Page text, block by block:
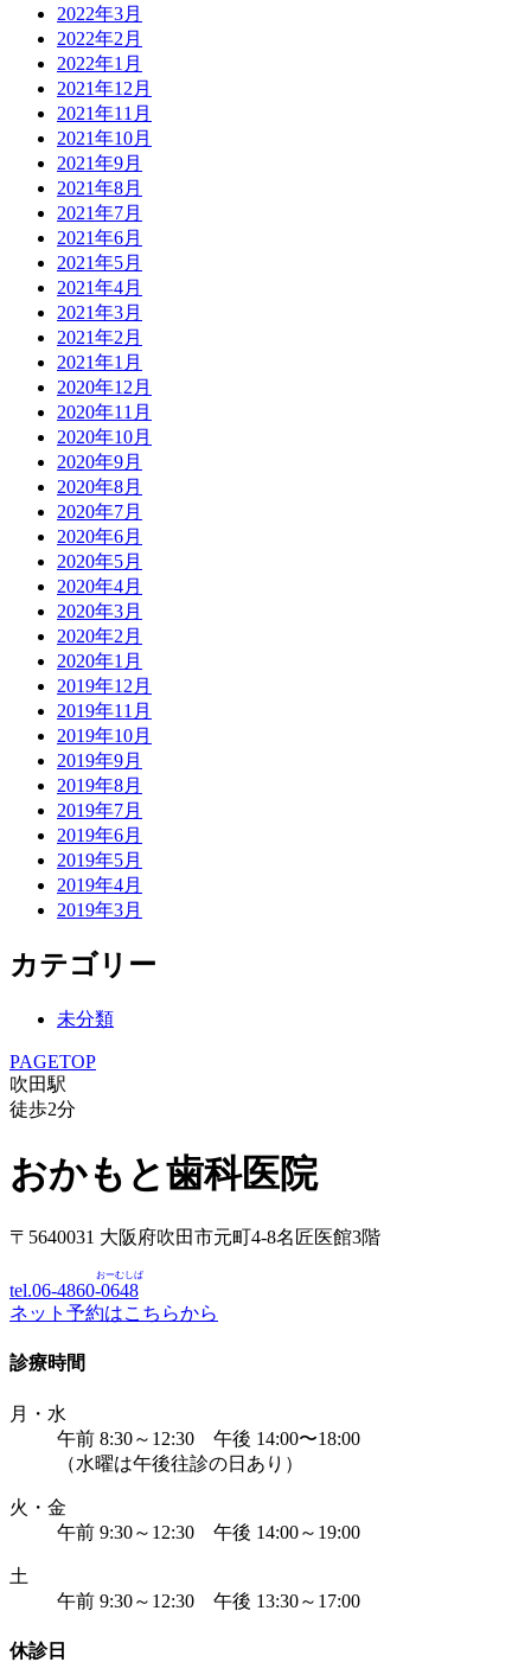
2022年3月
2022年2月
2022年1月
2021年12月
2021年11月
2021年10月
2021年9月
2021年8月
2021年7月
2021年6月
2021年5月
2021年4月
2021年3月
2021年2月
2021年1月
2020年12月
2020年11月
2020年10月
2020年9月
2020年8月
2020年7月
2020年6月
2020年5月
2020年4月
2020年3月
2020年2月
2020年1月
2019年12月
2019年11月
2019年10月
2019年9月
2019年8月
2019年7月
2019年6月
2019年5月
2019年4月
2019年3月
カテゴリー
未分類
PAGETOP
吹田駅
徒歩2分
おかもと歯科医院
〒5640031 大阪府吹田市元町4-8名匠医館3階
tel.06-4860-0648
おーむしば
ネット予約はこちらから
診療時間
月・水
午前 8:30～12:30 午後 14:00〜18:00
（水曜は午後往診の日あり）
火・金
午前 9:30～12:30 午後 14:00～19:00
土
午前 9:30～12:30 午後 13:30～17:00
休診日